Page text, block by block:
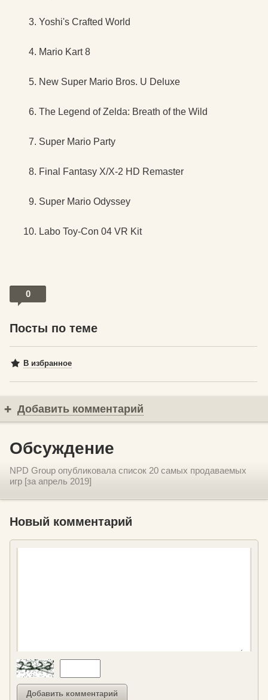
Yoshi's Crafted World
Mario Kart 8
New Super Mario Bros. U Deluxe
The Legend of Zelda: Breath of the Wild
Super Mario Party
Final Fantasy X/X-2 HD Remaster
Super Mario Odyssey
Labo Toy-Con 04 VR Kit
0
Посты по теме
В избранное
Добавить комментарий
Обсуждение
NPD Group опубликовала список 20 самых продаваемых
игр [за апрель 2019]
Новый комментарий